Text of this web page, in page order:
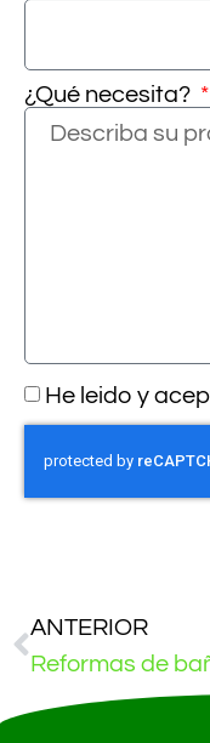
¿Qué necesita?
He leido y
ANTERIOR
Reformas de